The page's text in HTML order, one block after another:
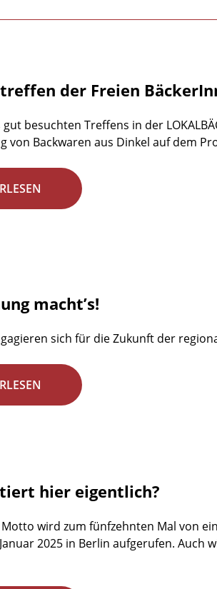
der Freien
besuchten Treffens in der
von Backwaren aus Dinkel auf dem
macht’s!
sich für die Zukunft der
hier eigentlich?
wird zum fünfzehnten Mal von
2025 in Berlin aufgerufen.